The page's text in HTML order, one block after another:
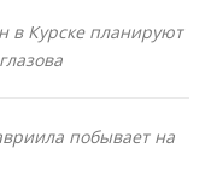
в Курске планируют
побывает на